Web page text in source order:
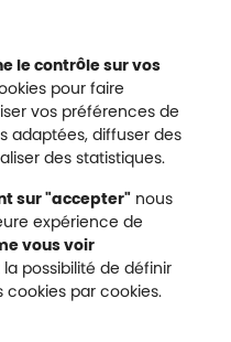
sur Facebook
Humanis sur YouTube
Humanis sur X
Malakoff Humanis
le contrôle sur vos
pour faire
vos préférences de
adaptées, diffuser des
des statistiques.
sur "accepter" nous
expérience de
vous voir
possibilité de définir
par cookies.